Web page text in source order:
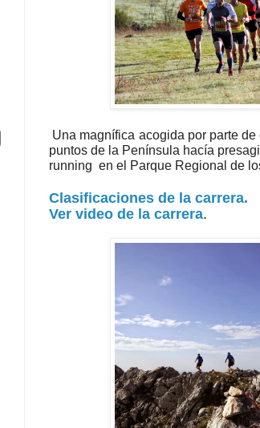
Una magnífica acogida por parte
puntos de la Península hacía
running en el Parque Regional de
Clasificaciones de la carrera.
Ver video de la carrera.